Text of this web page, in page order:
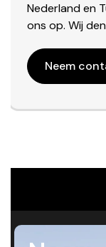
Nederland en
ons op. Wij
Neem